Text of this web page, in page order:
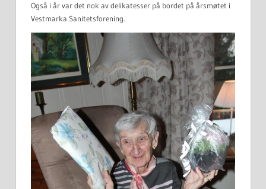
Også i år var det nok av delikatesser på bordet på årsmøtet i
Vestmarka Sanitetsforening.